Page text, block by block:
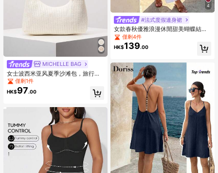
MICHELLE BAG
女士波西米亚风夏季沙滩包，旅行必
备优雅女士钱包（随机图案）
僅剩1件
HK$97.00
4
#法式度假連身裙
女款春秋優雅浪漫休閒甜美蝴蝶結圓
領七分袖高腰刺繡拼接襯衫，通勤約
會派對度假日常出行百搭上衣，秋季
上衣
僅剩4件
HK$139.00